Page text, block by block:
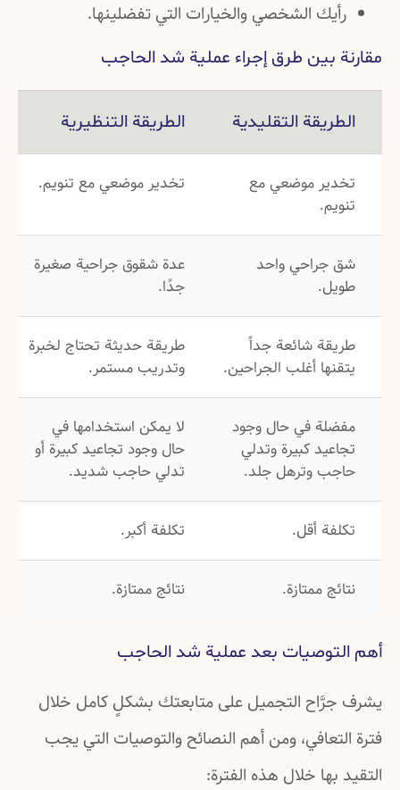
رأيك الشخصي والخيارات التي تفضلينها.
مقارنة بين طرق إجراء عملية شد الحاجب
الطريقة التقليدية الطريقة التنظيرية
تخدير موضعي مع
تنويم.
تخدير موضعي مع تنويم.
شق جراحي واحد
طويل.
عدة شقوق جراحية صغيرة
جدًا.
طريقة شائعة جداً
يتقنها أغلب الجراحين.
طريقة حديثة تحتاج لخبرة
وتدريب مستمر.
مفضلة في حال وجود
تجاعيد كبيرة وتدلي
حاجب وترهل جلد.
لا يمكن استخدامها في
حال وجود تجاعيد كبيرة أو
تدلي حاجب شديد.
تكلفة أقل. تكلفة أكبر.
نتائج ممتازة. نتائج ممتازة.
أهم التوصيات بعد عملية شد الحاجب
يشرف جرَّاح التجميل على متابعتك بشكلٍ كامل خلال
فترة التعافي، ومن أهم النصائح والتوصيات التي يجب
التقيد بها خلال هذه الفترة: